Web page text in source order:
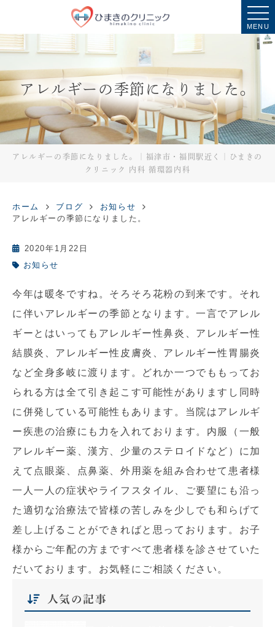
MENU
アレルギーの季節になりました。
アレルギーの季節になりました。｜福津市・福間駅近く｜ひまきの
クリニック 内科 循環器内科
ホーム ブログ
お知らせ
アレルギーの季節になりました。
2020年1月22日
お知らせ
今年は暖冬ですね。そろそろ花粉の到来です。それ
に伴いアレルギーの季節となります。一言でアレル
ギーとはいってもアレルギー性鼻炎、アレルギー性
結膜炎、アレルギー性皮膚炎、アレルギー性胃腸炎
など全身多岐に渡ります。どれか一つでももってお
られる方は全て引き起こす可能性がありますし同時
に併発している可能性もあります。当院はアレルギ
ー疾患の治療にも力を入れております。内服（一般
アレルギー薬、漢方、少量のステロイドなど）に加
えて点眼薬、点鼻薬、外用薬を組み合わせて患者様
一人一人の症状やライフスタイル、ご要望にも沿っ
た適切な治療法で皆様の苦しみを少しでも和らげて
差し上げることができればと思っております。お子
様からご年配の方まですべて患者様を診させていた
だいております。お気軽にご相談ください。
人気の記事